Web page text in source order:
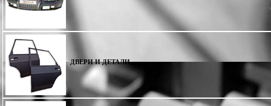
ДВЕРИ И ДЕТАЛИ